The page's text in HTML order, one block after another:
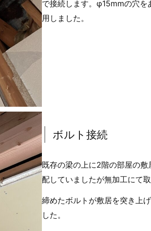
で接続します。φ15mmの穴
用しました。
ボルト接続
既存の梁の上に2階の部屋の
配していましたが無加工にて
締めたボルトが敷居を突き上
した。